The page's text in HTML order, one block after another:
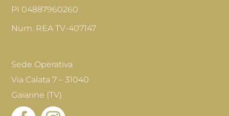
PI 04887960260
Num. REA TV-407147
Sede Operativa
Via Calata 7 – 31040
Gaiarine (TV)